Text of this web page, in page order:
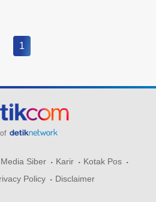
1
Siber Karir
Kotak Pos
Policy Disclaimer